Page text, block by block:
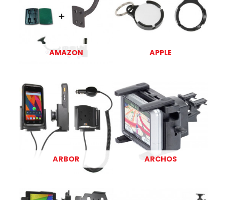
AMAZON APPLE
ARBOR ARCHOS